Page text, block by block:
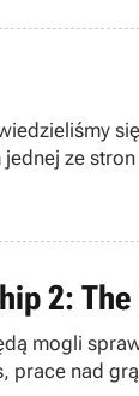
ze
2:
mogli
nad